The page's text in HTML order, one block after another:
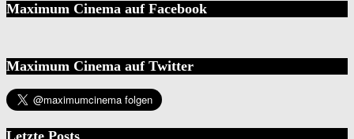
Maximum Cinema auf Facebook
Maximum Cinema auf Twitter
Letzte Posts